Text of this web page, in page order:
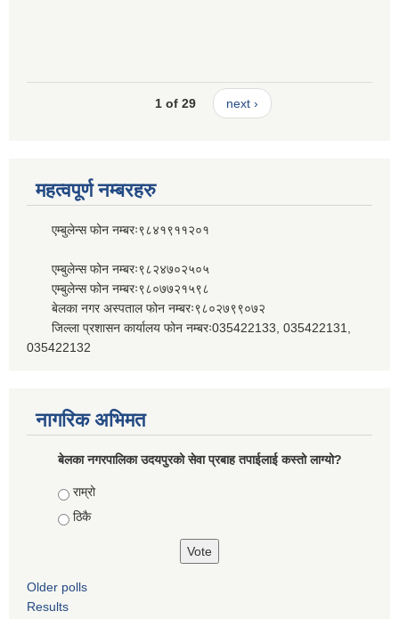
1 of 29 next ›
महत्वपूर्ण नम्बरहरु
एम्बुलेन्स फोन नम्बरः९८४१९११२०१
एम्बुलेन्स फोन नम्बरः९८२४७०२५०५
एम्बुलेन्स फोन नम्बरः९८०७७२१५९८
बेलका नगर अस्पताल फोन नम्बरः९८०२७९९०७२
जिल्ला प्रशासन कार्यालय फोन नम्बरः035422133, 035422131,
035422132
नागरिक अभिमत
बेलका नगरपालिका उदयपुरको सेवा प्रबाह तपाईलाई कस्तो लाग्यो?
Choices
राम्रो
ठिकै
Older polls
Results